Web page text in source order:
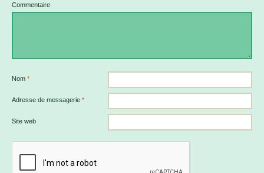
Commentaire
Nom *
Adresse de messagerie *
Site web